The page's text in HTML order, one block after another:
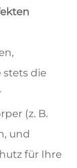
die
(z. B.
und
für Ihre